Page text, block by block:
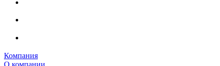
Компания
О компании